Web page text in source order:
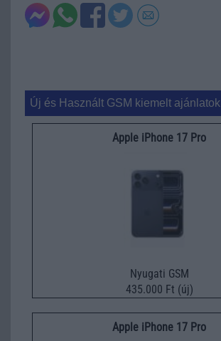
Új és Használt GSM kiemelt ajánlatok
Apple iPhone 17 Pro
Nyugati GSM
435.000 Ft (új)
Apple iPhone 17 Pro